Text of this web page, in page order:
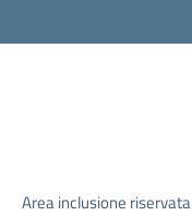
Area inclusione riservata